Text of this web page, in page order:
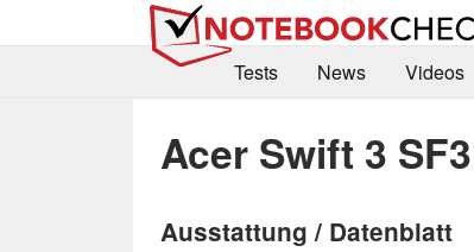
Tests
News Videos
Acer Swift 3
Ausstattung / Datenblatt